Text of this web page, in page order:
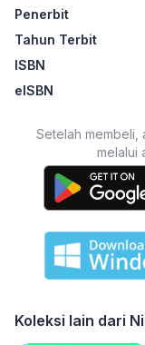
Penerbit
Tahun Terbit
ISBN
eISBN
Setelah membeli,
melalui
Koleksi lain dari